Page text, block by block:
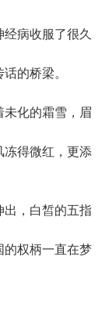
病收服了很久
的桥梁。
化的霜雪，眉
冻得微红，更添
，白皙的五指
的权柄一直在梦